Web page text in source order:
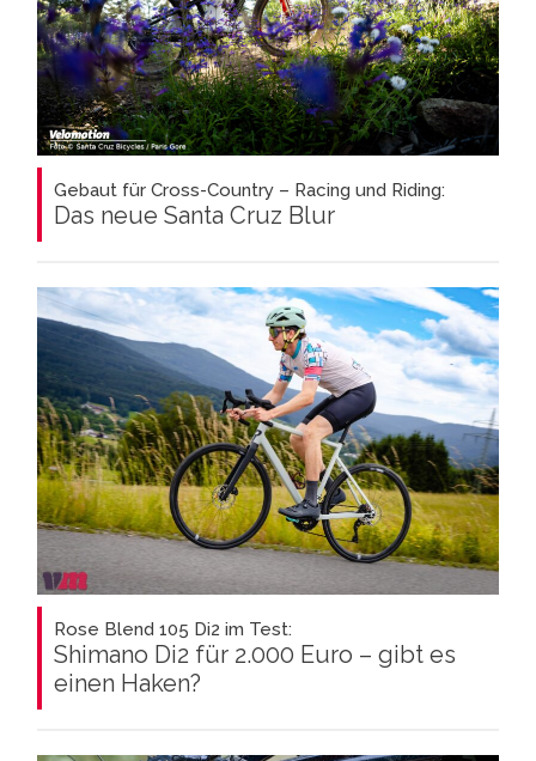
Gebaut für Cross-Country – Racing und Riding:
Das neue Santa Cruz Blur
Rose Blend 105 Di2 im Test:
Shimano Di2 für 2.000 Euro – gibt es
einen Haken?